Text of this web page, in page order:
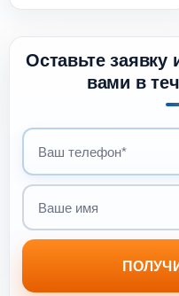
Оставьте заявку
вами в
Ваш телефон
Ваше имя